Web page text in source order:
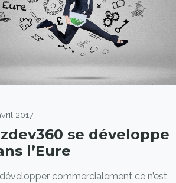
2017
se développe
l’Eure
commercialement ce n’est